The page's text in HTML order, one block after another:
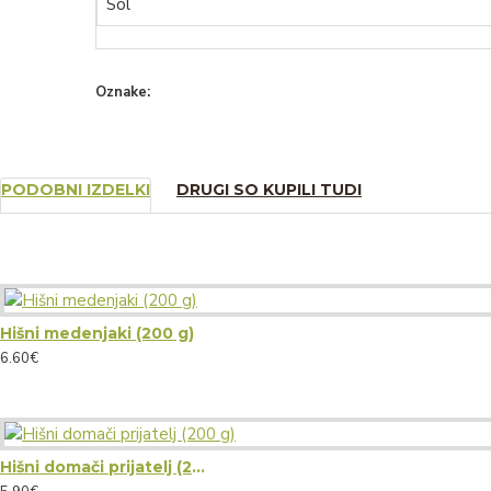
Sol
Oznake:
PODOBNI IZDELKI DRUGI SO KUPILI TUDI
Hišni medenjaki (200 g)
6.60€
Hišni domači prijatelj (200 g)